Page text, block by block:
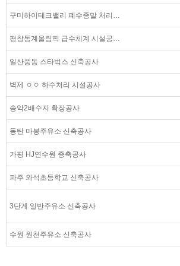
구미하이테크밸리 폐수종말 처리…
평창동계올림픽 급수체계 시설공…
일산풍동 스타벅스 신축공사
벽제 ㅇㅇ 하수처리 시설공사
송악2배수지 확장공사
동탄 마봉주유소 신축공사
가평 HJ연수원 증축공사
파주 와석초등학교 신축공사
3단계 일반주유소 신축공사
수원 원천주유소 신축공사